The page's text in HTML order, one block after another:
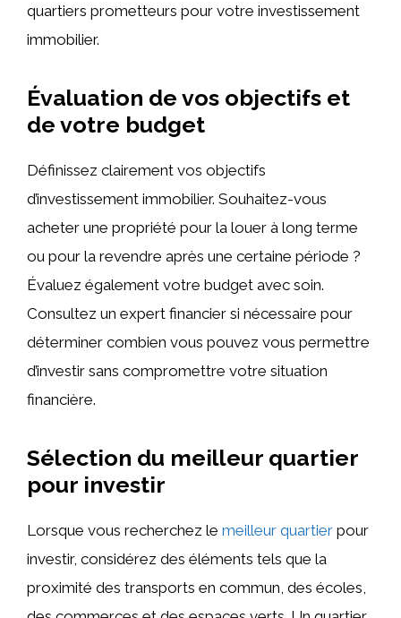
quartiers prometteurs pour votre investissement
immobilier.
Évaluation de vos objectifs et
de votre budget
Définissez clairement vos objectifs
d’investissement immobilier. Souhaitez-vous
acheter une propriété pour la louer à long terme
ou pour la revendre après une certaine période ?
Évaluez également votre budget avec soin.
Consultez un expert financier si nécessaire pour
déterminer combien vous pouvez vous permettre
d’investir sans compromettre votre situation
financière.
Sélection du meilleur quartier
pour investir
Lorsque vous recherchez le meilleur quartier pour
investir, considérez des éléments tels que la
proximité des transports en commun, des écoles,